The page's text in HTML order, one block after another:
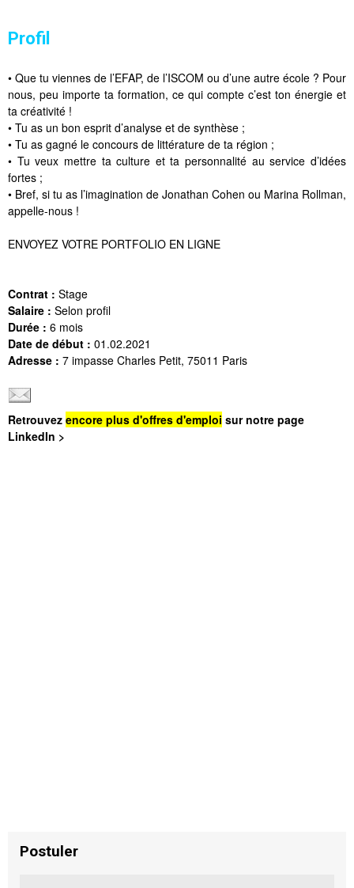
Profil
• Que tu viennes de l’EFAP, de l’ISCOM ou d’une autre école ? Pour
nous, peu importe ta formation, ce qui compte c’est ton énergie et
ta créativité !
• Tu as un bon esprit d’analyse et de synthèse ;
• Tu as gagné le concours de littérature de ta région ;
• Tu veux mettre ta culture et ta personnalité au service d’idées
fortes ;
• Bref, si tu as l’imagination de Jonathan Cohen ou Marina Rollman,
appelle-nous !
ENVOYEZ VOTRE PORTFOLIO EN LIGNE
Contrat : Stage
Salaire : Selon profil
Durée : 6 mois
Date de début : 01.02.2021
Adresse : 7 impasse Charles Petit, 75011 Paris
Retrouvez encore plus d'offres d'emploi sur notre page
LinkedIn >
Postuler